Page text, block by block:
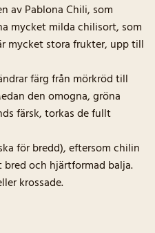
av Pablona Chili, som
mycket milda chilisort, som
mycket stora frukter, upp till
färg från mörkröd till
den omogna, gröna
färsk, torkas de fullt
för bredd), eftersom chilin
och hjärtformad balja.
krossade.